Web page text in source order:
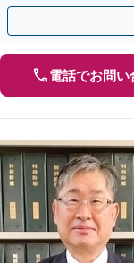
る身近なパートナーで
電話でお問い